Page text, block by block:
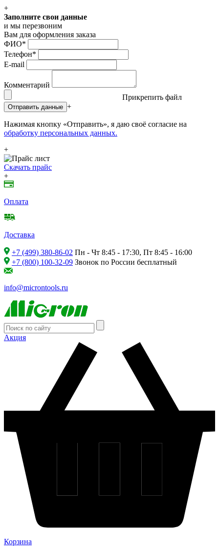
+
Заполните свои данные
и мы перезвоним
Вам для оформления заказа
ФИО*
Телефон*
E-mail
Комментарий
Прикрепить файл
Отправить данные +
Нажимая кнопку «Отправить», я даю своё согласие на
обработку персональных данных.
+
Скачать прайс
+
Оплата
Доставка
+7 (499) 380-86-02 Пн - Чт 8:45 - 17:30, Пт 8:45 - 16:00
+7 (800) 100-32-09 Звонок по России бесплатный
info@microntools.ru
Акция
Корзина